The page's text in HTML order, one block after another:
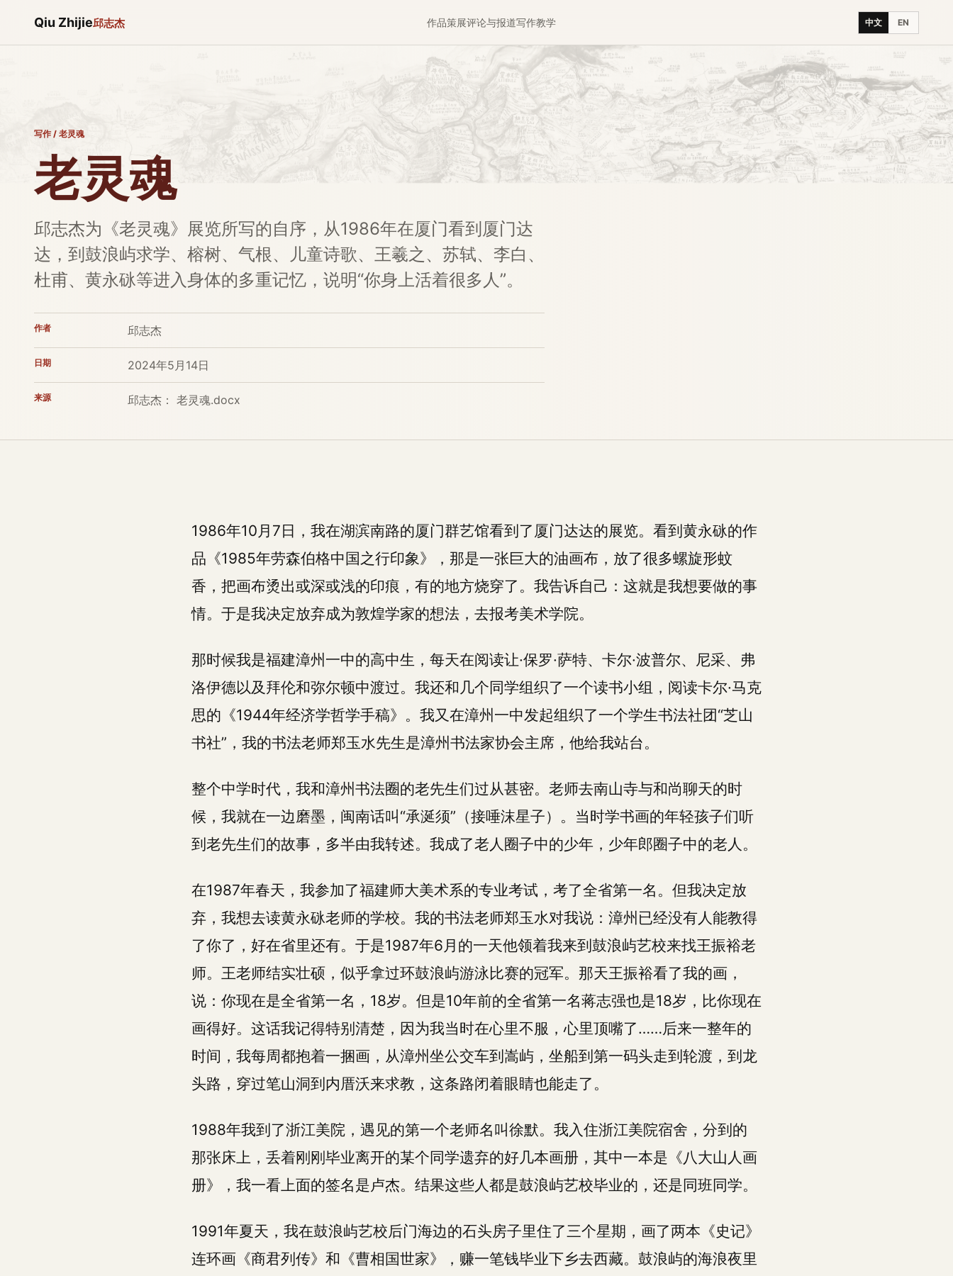
Qiu Zhijie邱志杰 作品策展评论与报道写作教学 中文 EN
写作 / 老灵魂
老灵魂
邱志杰为《老灵魂》展览所写的自序，从1986年在厦门看到厦门达
达，到鼓浪屿求学、榕树、气根、儿童诗歌、王羲之、苏轼、李白、
杜甫、黄永砯等进入身体的多重记忆，说明“你身上活着很多人”。
作者 邱志杰
日期 2024年5月14日
来源 邱志杰： 老灵魂.docx
1986年10月7日，我在湖滨南路的厦门群艺馆看到了厦门达达的展览。看到黄永砯的作
品《1985年劳森伯格中国之行印象》，那是一张巨大的油画布，放了很多螺旋形蚊
香，把画布烫出或深或浅的印痕，有的地方烧穿了。我告诉自己：这就是我想要做的事
情。于是我决定放弃成为敦煌学家的想法，去报考美术学院。
那时候我是福建漳州一中的高中生，每天在阅读让·保罗·萨特、卡尔·波普尔、尼采、弗
洛伊德以及拜伦和弥尔顿中渡过。我还和几个同学组织了一个读书小组，阅读卡尔·马克
思的《1944年经济学哲学手稿》。我又在漳州一中发起组织了一个学生书法社团“芝山
书社”，我的书法老师郑玉水先生是漳州书法家协会主席，他给我站台。
整个中学时代，我和漳州书法圈的老先生们过从甚密。老师去南山寺与和尚聊天的时
候，我就在一边磨墨，闽南话叫“承涎须”（接唾沫星子）。当时学书画的年轻孩子们听
到老先生们的故事，多半由我转述。我成了老人圈子中的少年，少年郎圈子中的老人。
在1987年春天，我参加了福建师大美术系的专业考试，考了全省第一名。但我决定放
弃，我想去读黄永砯老师的学校。我的书法老师郑玉水对我说：漳州已经没有人能教得
了你了，好在省里还有。于是1987年6月的一天他领着我来到鼓浪屿艺校来找王振裕老
师。王老师结实壮硕，似乎拿过环鼓浪屿游泳比赛的冠军。那天王振裕看了我的画，
说：你现在是全省第一名，18岁。但是10年前的全省第一名蒋志强也是18岁，比你现在
画得好。这话我记得特别清楚，因为我当时在心里不服，心里顶嘴了……后来一整年的
时间，我每周都抱着一捆画，从漳州坐公交车到嵩屿，坐船到第一码头走到轮渡，到龙
头路，穿过笔山洞到内厝沃来求教，这条路闭着眼睛也能走了。
1988年我到了浙江美院，遇见的第一个老师名叫徐默。我入住浙江美院宿舍，分到的
那张床上，丢着刚刚毕业离开的某个同学遗弃的好几本画册，其中一本是《八大山人画
册》，我一看上面的签名是卢杰。结果这些人都是鼓浪屿艺校毕业的，还是同班同学。
1991年夏天，我在鼓浪屿艺校后门海边的石头房子里住了三个星期，画了两本《史记》
连环画《商君列传》和《曹相国世家》，赚一笔钱毕业下乡去西藏。鼓浪屿的海浪夜里